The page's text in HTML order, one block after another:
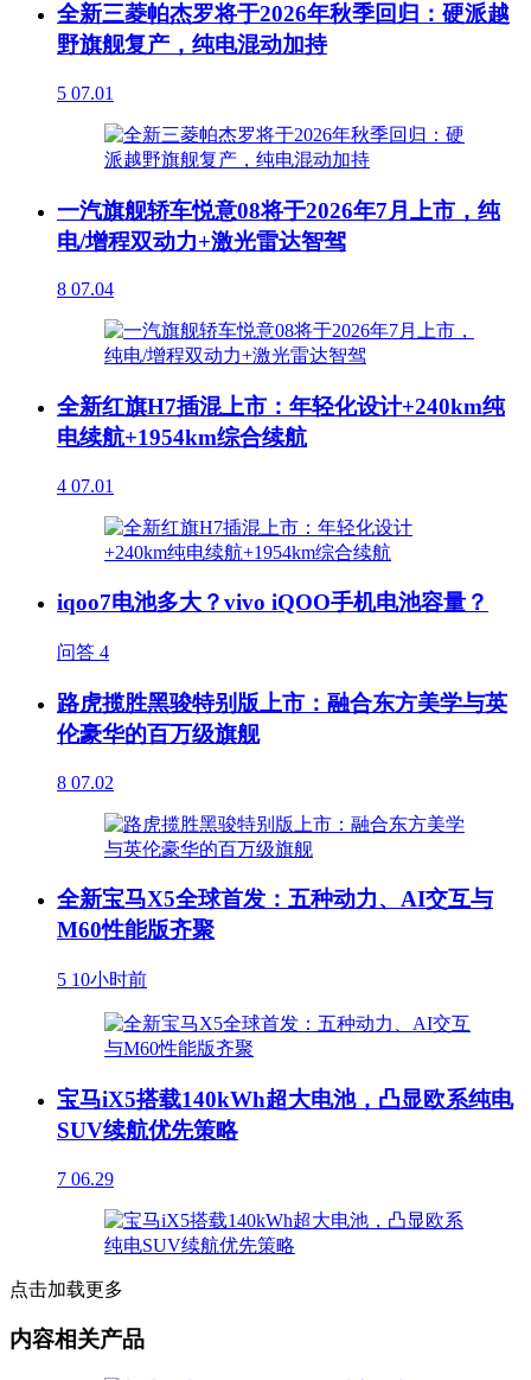
全新三菱帕杰罗将于2026年秋季回归：硬派越
野旗舰复产，纯电混动加持
5 07.01
一汽旗舰轿车悦意08将于2026年7月上市，纯
电/增程双动力+激光雷达智驾
8 07.04
全新红旗H7插混上市：年轻化设计+240km纯
电续航+1954km综合续航
4 07.01
iqoo7电池多大？vivo iQOO手机电池容量？
问答 4
路虎揽胜黑骏特别版上市：融合东方美学与英
伦豪华的百万级旗舰
8 07.02
全新宝马X5全球首发：五种动力、AI交互与
M60性能版齐聚
5 10小时前
宝马iX5搭载140kWh超大电池，凸显欧系纯电
SUV续航优先策略
7 06.29
点击加载更多
内容相关产品